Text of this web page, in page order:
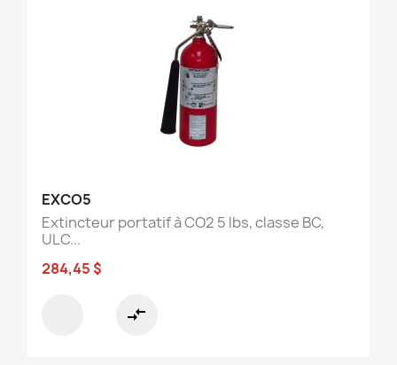
EXCO5
Extincteur portatif à CO2 5 lbs, classe BC,
ULC...
284,45 $
compare_arrows